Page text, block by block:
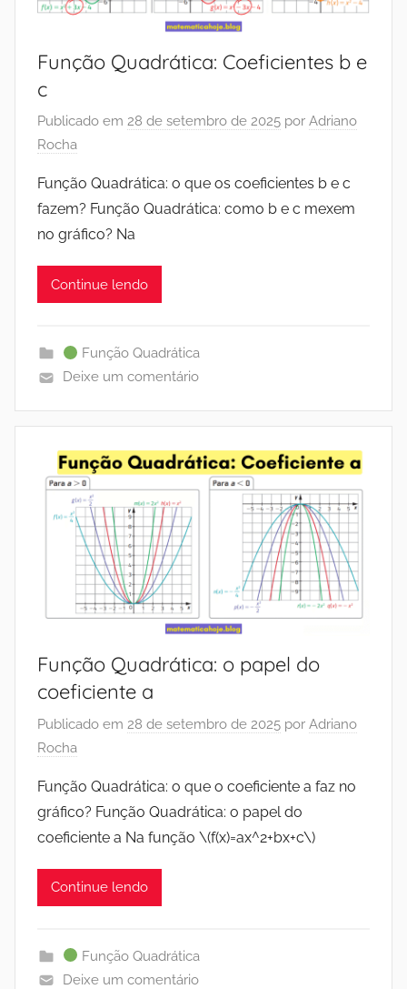
Função Quadrática: Coeficientes b e
c
Publicado em 28 de setembro de 2025 por Adriano
Rocha
Função Quadrática: o que os coeficientes b e c
fazem? Função Quadrática: como b e c mexem
no gráfico? Na
Continue lendo
Função Quadrática
Deixe um comentário
Função Quadrática: o papel do
coeficiente a
Publicado em 28 de setembro de 2025 por Adriano
Rocha
Função Quadrática: o que o coeficiente a faz no
gráfico? Função Quadrática: o papel do
coeficiente a Na função \(f(x)=ax^2+bx+c\)
Continue lendo
Função Quadrática
Deixe um comentário